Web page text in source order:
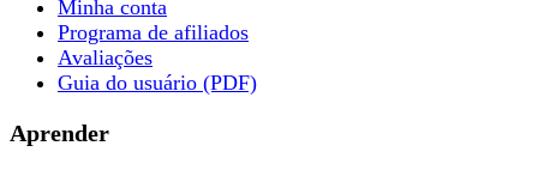
Minha conta
Programa de afiliados
Avaliações
Guia do usuário (PDF)
Aprender